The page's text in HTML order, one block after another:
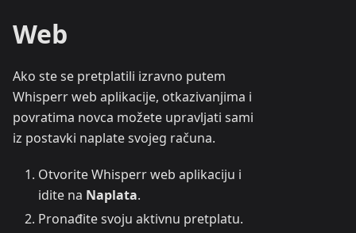
Web
Ako ste se pretplatili izravno putem
Whisperr web aplikacije, otkazivanjima i
povratima novca možete upravljati sami
iz postavki naplate svojeg računa.
Otvorite Whisperr web aplikaciju i
idite na Naplata.
Pronađite svoju aktivnu pretplatu.